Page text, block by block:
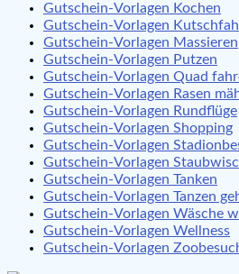
Gutschein-Vorlagen Kochen
Gutschein-Vorlagen
Gutschein-Vorlagen Massieren
Gutschein-Vorlagen Putzen
Gutschein-Vorlagen Quad
Gutschein-Vorlagen Rasen
Gutschein-Vorlagen Rundflüge
Gutschein-Vorlagen Shopping
Gutschein-Vorlagen
Gutschein-Vorlagen
Gutschein-Vorlagen Tanken
Gutschein-Vorlagen Tanzen
Gutschein-Vorlagen Wäsche
Gutschein-Vorlagen Wellness
Gutschein-Vorlagen